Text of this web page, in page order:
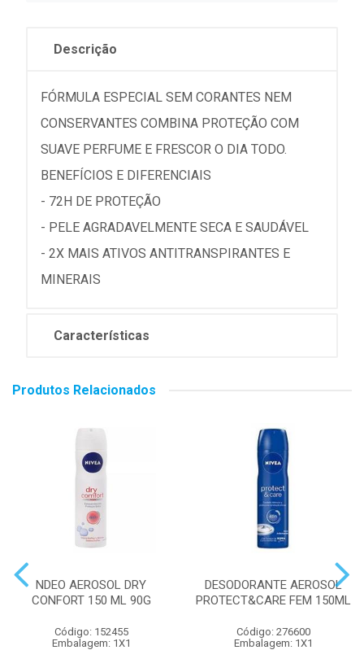
Descrição
FÓRMULA ESPECIAL SEM CORANTES NEM
CONSERVANTES COMBINA PROTEÇÃO COM
SUAVE PERFUME E FRESCOR O DIA TODO.
BENEFÍCIOS E DIFERENCIAIS
- 72H DE PROTEÇÃO
- PELE AGRADAVELMENTE SECA E SAUDÁVEL
- 2X MAIS ATIVOS ANTITRANSPIRANTES E
MINERAIS
Características
Produtos Relacionados
NDEO AEROSOL DRY
CONFORT 150 ML 90G
Código: 152455
Embalagem: 1X1
DESODORANTE AEROSOL
PROTECT&CARE FEM 150ML
Código: 276600
Embalagem: 1X1